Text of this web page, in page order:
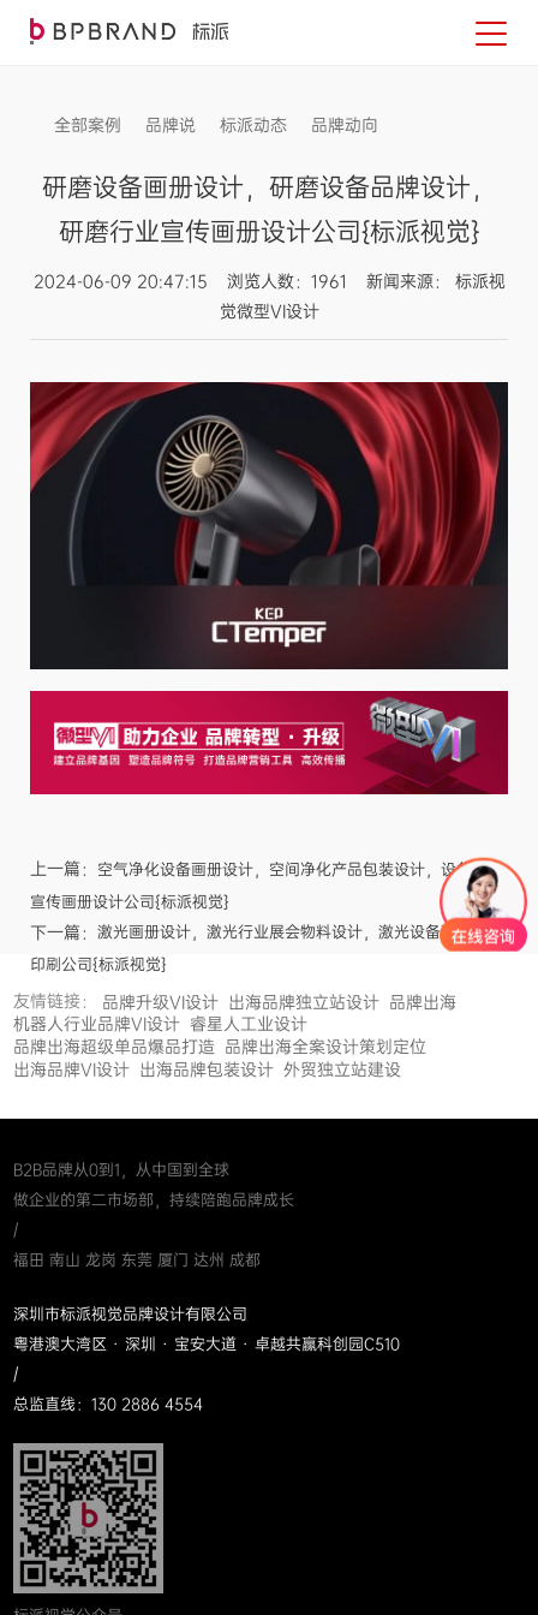
全部案例 品牌说 标派动态 品牌动向
研磨设备画册设计，研磨设备品牌设计，
研磨行业宣传画册设计公司{标派视觉}
2024-06-09 20:47:15 浏览人数：1961 新闻来源： 标派视
觉微型VI设计
上一篇： 空气净化设备画册设计，空间净化产品包装设计，设备行业
宣传画册设计公司{标派视觉}
下一篇： 激光画册设计，激光行业展会物料设计，激光设备画册设计
印刷公司{标派视觉}
友情链接： 品牌升级VI设计 出海品牌独立站设计 品牌出海
机器人行业品牌VI设计 睿星人工业设计
品牌出海超级单品爆品打造 品牌出海全案设计策划定位
出海品牌VI设计 出海品牌包装设计 外贸独立站建设
B2B品牌从0到1，从中国到全球
做企业的第二市场部，持续陪跑品牌成长
/
福田 南山 龙岗 东莞 厦门 达州 成都
深圳市标派视觉品牌设计有限公司
粤港澳大湾区 · 深圳 · 宝安大道 · 卓越共赢科创园C510
/
总监直线：130 2886 4554